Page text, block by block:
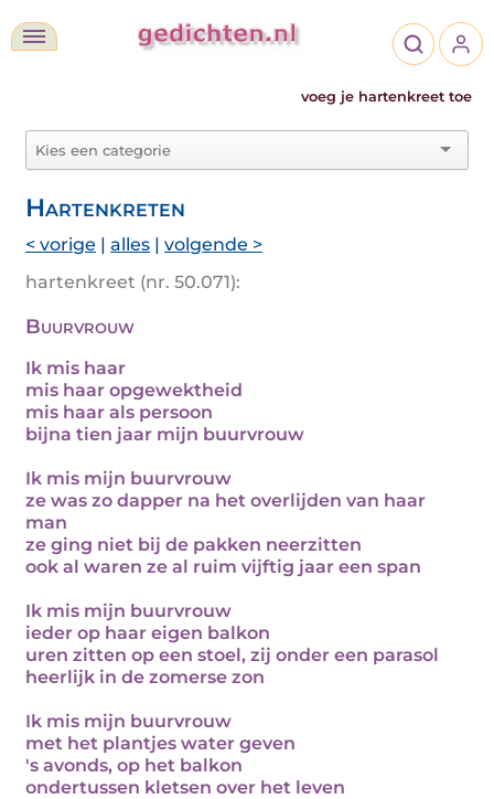
voeg je hartenkreet toe
Hartenkreten
< vorige | alles | volgende >
hartenkreet (nr. 50.071):
Buurvrouw
Ik mis haar
mis haar opgewektheid
mis haar als persoon
bijna tien jaar mijn buurvrouw
Ik mis mijn buurvrouw
ze was zo dapper na het overlijden van haar
man
ze ging niet bij de pakken neerzitten
ook al waren ze al ruim vijftig jaar een span
Ik mis mijn buurvrouw
ieder op haar eigen balkon
uren zitten op een stoel, zij onder een parasol
heerlijk in de zomerse zon
Ik mis mijn buurvrouw
met het plantjes water geven
's avonds, op het balkon
ondertussen kletsen over het leven